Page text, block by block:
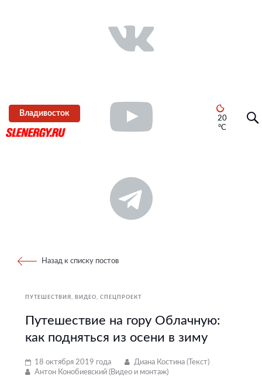
Владивосток
20
°C
Назад к списку постов
ПУТЕШЕСТВИЯ ВИДЕО СПЕЦПРОЕКТ
Путешествие на гору Облачную:
как подняться из осени в зиму
18 октября 2019 года
Диана Костина (Текст)
Антон Конобиевский (Видео и монтаж)